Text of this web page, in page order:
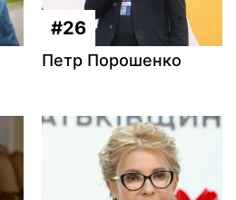
#26
Петр Порошенко